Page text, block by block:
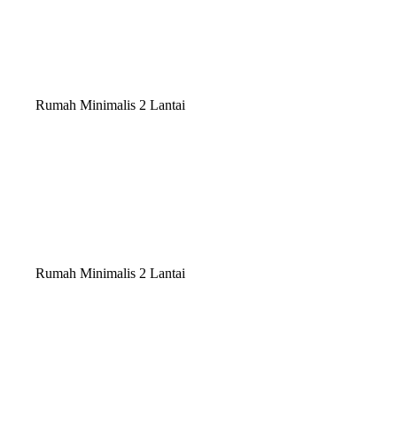
Rumah Minimalis 2 Lantai
Rumah Minimalis 2 Lantai